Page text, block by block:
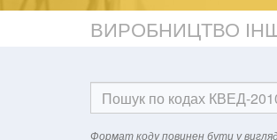
ВИРОБНИЦТВО
Формат кодy повинен бути у